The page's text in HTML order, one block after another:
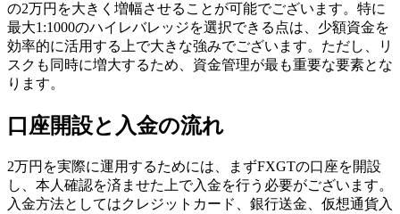
の2万円を大きく増幅させることが可能でございます。特に
最大1:1000のハイレバレッジを選択できる点は、少額資金を
効率的に活用する上で大きな強みでございます。ただし、リ
スクも同時に増大するため、資金管理が最も重要な要素とな
ります。
口座開設と入金の流れ
2万円を実際に運用するためには、まずFXGTの口座を開設
し、本人確認を済ませた上で入金を行う必要がございます。
入金方法としてはクレジットカード、銀行送金、仮想通貨入